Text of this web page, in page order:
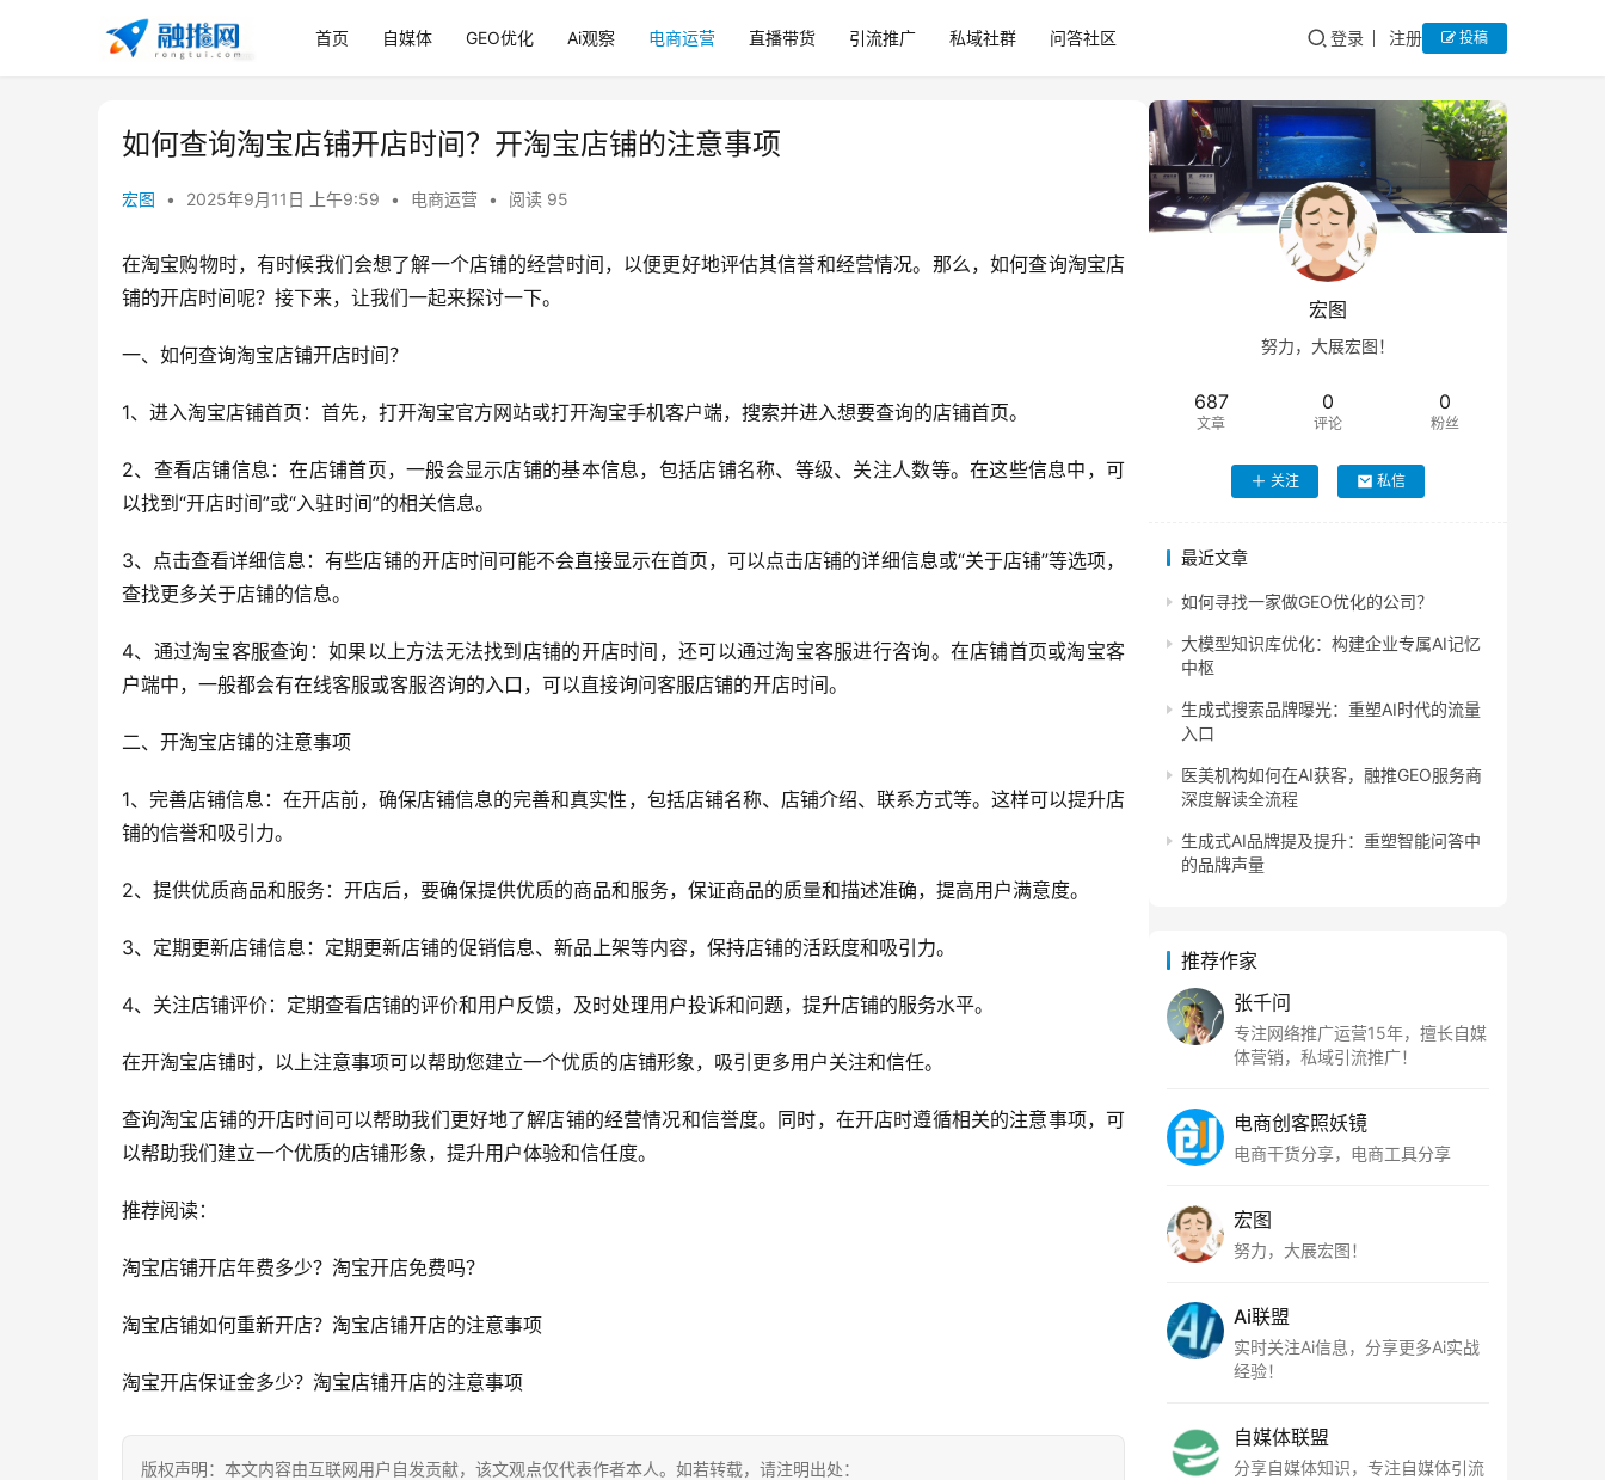
首页 自媒体 GEO优化 Ai观察 电商运营 直播带货 引流推广 私域社群 问答社区 登录 注册 投稿
如何查询淘宝店铺开店时间？开淘宝店铺的注意事项
宏图 • 2025年9月11日 上午9:59 • 电商运营 • 阅读 95
在淘宝购物时，有时候我们会想了解一个店铺的经营时间，以便更好地评估其信誉和经营情况。那么，如何查询淘宝店
铺的开店时间呢？接下来，让我们一起来探讨一下。
一、如何查询淘宝店铺开店时间？
1、进入淘宝店铺首页：首先，打开淘宝官方网站或打开淘宝手机客户端，搜索并进入想要查询的店铺首页。
2、查看店铺信息：在店铺首页，一般会显示店铺的基本信息，包括店铺名称、等级、关注人数等。在这些信息中，可
以找到“开店时间”或“入驻时间”的相关信息。
3、点击查看详细信息：有些店铺的开店时间可能不会直接显示在首页，可以点击店铺的详细信息或“关于店铺”等选项，
查找更多关于店铺的信息。
4、通过淘宝客服查询：如果以上方法无法找到店铺的开店时间，还可以通过淘宝客服进行咨询。在店铺首页或淘宝客
户端中，一般都会有在线客服或客服咨询的入口，可以直接询问客服店铺的开店时间。
二、开淘宝店铺的注意事项
1、完善店铺信息：在开店前，确保店铺信息的完善和真实性，包括店铺名称、店铺介绍、联系方式等。这样可以提升店
铺的信誉和吸引力。
2、提供优质商品和服务：开店后，要确保提供优质的商品和服务，保证商品的质量和描述准确，提高用户满意度。
3、定期更新店铺信息：定期更新店铺的促销信息、新品上架等内容，保持店铺的活跃度和吸引力。
4、关注店铺评价：定期查看店铺的评价和用户反馈，及时处理用户投诉和问题，提升店铺的服务水平。
在开淘宝店铺时，以上注意事项可以帮助您建立一个优质的店铺形象，吸引更多用户关注和信任。
查询淘宝店铺的开店时间可以帮助我们更好地了解店铺的经营情况和信誉度。同时，在开店时遵循相关的注意事项，可
以帮助我们建立一个优质的店铺形象，提升用户体验和信任度。
推荐阅读：
淘宝店铺开店年费多少？淘宝开店免费吗？
淘宝店铺如何重新开店？淘宝店铺开店的注意事项
淘宝开店保证金多少？淘宝店铺开店的注意事项
版权声明：本文内容由互联网用户自发贡献，该文观点仅代表作者本人。如若转载，请注明出处：
宏图
努力，大展宏图！
687
文章
0
评论
0
粉丝
关注 私信
最近文章
如何寻找一家做GEO优化的公司？
大模型知识库优化：构建企业专属AI记忆
中枢
生成式搜索品牌曝光：重塑AI时代的流量
入口
医美机构如何在AI获客，融推GEO服务商
深度解读全流程
生成式AI品牌提及提升：重塑智能问答中
的品牌声量
推荐作家
张千问
专注网络推广运营15年，擅长自媒
体营销，私域引流推广！
电商创客照妖镜
电商干货分享，电商工具分享
宏图
努力，大展宏图！
Ai联盟
实时关注Ai信息，分享更多Ai实战
经验！
自媒体联盟
分享自媒体知识，专注自媒体引流